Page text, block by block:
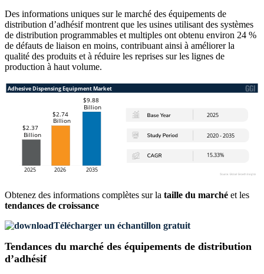
Des informations uniques sur le marché des équipements de
distribution d’adhésif montrent que les usines utilisant des systèmes
de distribution programmables et multiples ont obtenu environ 24 %
de défauts de liaison en moins, contribuant ainsi à améliorer la
qualité des produits et à réduire les reprises sur les lignes de
production à haut volume.
Obtenez des informations complètes sur la taille du marché et les
tendances de croissance
Télécharger un échantillon gratuit
Tendances du marché des équipements de distribution
d’adhésif